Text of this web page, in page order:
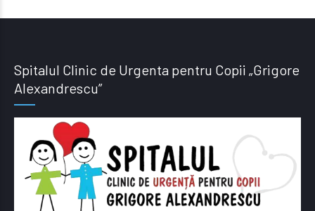
Spitalul Clinic de Urgenta pentru Copii „Grigore
Alexandrescu”